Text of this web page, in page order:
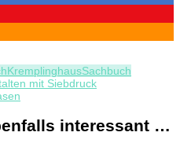
KremplinghausSachbuch
mit Siebdruck
interessant …